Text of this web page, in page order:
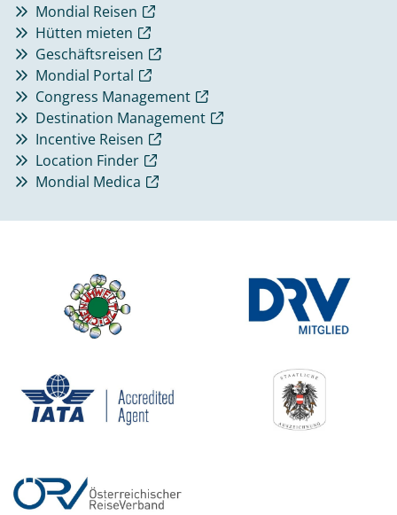
Mondial Reisen
Hütten mieten
Geschäftsreisen
Mondial Portal
Congress Management
Destination Management
Incentive Reisen
Location Finder
Mondial Medica